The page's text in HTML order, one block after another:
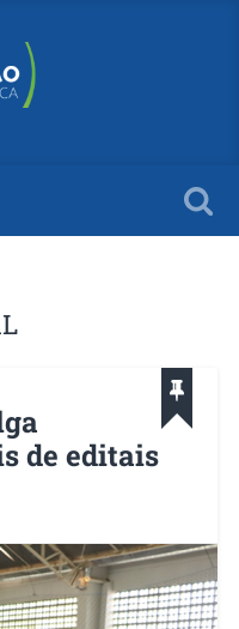
de editais